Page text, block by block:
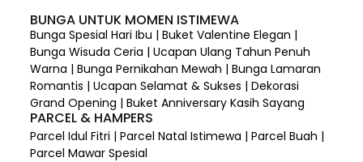
BUNGA UNTUK MOMEN ISTIMEWA
Bunga Spesial Hari Ibu | Buket Valentine Elegan |
Bunga Wisuda Ceria | Ucapan Ulang Tahun Penuh
Warna | Bunga Pernikahan Mewah | Bunga Lamaran
Romantis | Ucapan Selamat & Sukses | Dekorasi
Grand Opening | Buket Anniversary Kasih Sayang
PARCEL & HAMPERS
Parcel Idul Fitri | Parcel Natal Istimewa | Parcel Buah |
Parcel Mawar Spesial